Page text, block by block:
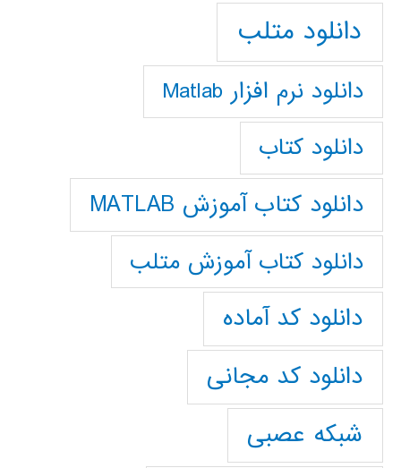
دانلود متلب
دانلود نرم افزار Matlab
دانلود کتاب
دانلود کتاب آموزش MATLAB
دانلود کتاب آموزش متلب
دانلود کد آماده
دانلود کد مجانی
شبکه عصبی